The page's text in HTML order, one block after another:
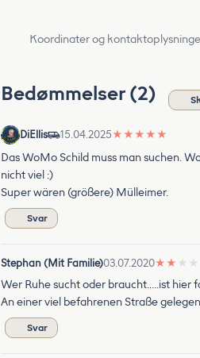
Koordinater og
Bedømmelser (2)
DiEllis 15.04.2025★ ★ ★ ★ ★
Das WoMo Schild muss man suchen.
nicht viel :)
Super wären (größere) Mülleimer.
Svar
Stephan (Mit Familie)03.07.2020★ ★ ★ ★
Wer Ruhe sucht oder braucht.....ist hier
An einer viel befahrenen Straße
Svar